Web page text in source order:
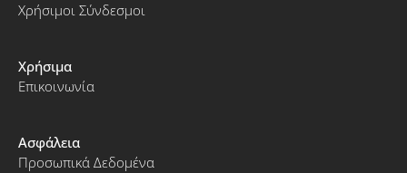
Χρήσιμοι Σύνδεσμοι
Χρήσιμα
Επικοινωνία
Ασφάλεια
Προσωπικά Δεδομένα